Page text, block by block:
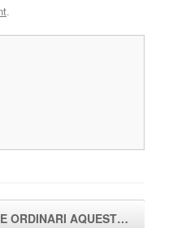
.
ORDINARI AQUEST…